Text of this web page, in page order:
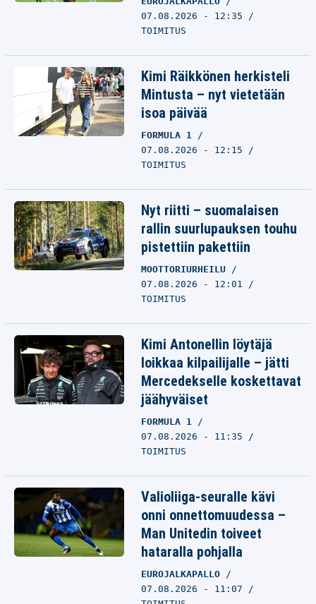
07.08.2026 - 12:35
TOIMITUS
Kimi Räikkönen herkisteli
Mintusta – nyt vietetään
isoa päivää
FORMULA 1
07.08.2026 - 12:15
TOIMITUS
Nyt riitti – suomalaisen
rallin suurlupauksen touhu
pistettiin pakettiin
MOOTTORIURHEILU
07.08.2026 - 12:01
TOIMITUS
Kimi Antonellin löytäjä
loikkaa kilpailijalle – jätti
Mercedekselle koskettavat
jäähyväiset
FORMULA 1
07.08.2026 - 11:35
TOIMITUS
Valioliiga-seuralle kävi
onni onnettomuudessa –
Man Unitedin toiveet
hataralla pohjalla
EUROJALKAPALLO
07.08.2026 - 11:07